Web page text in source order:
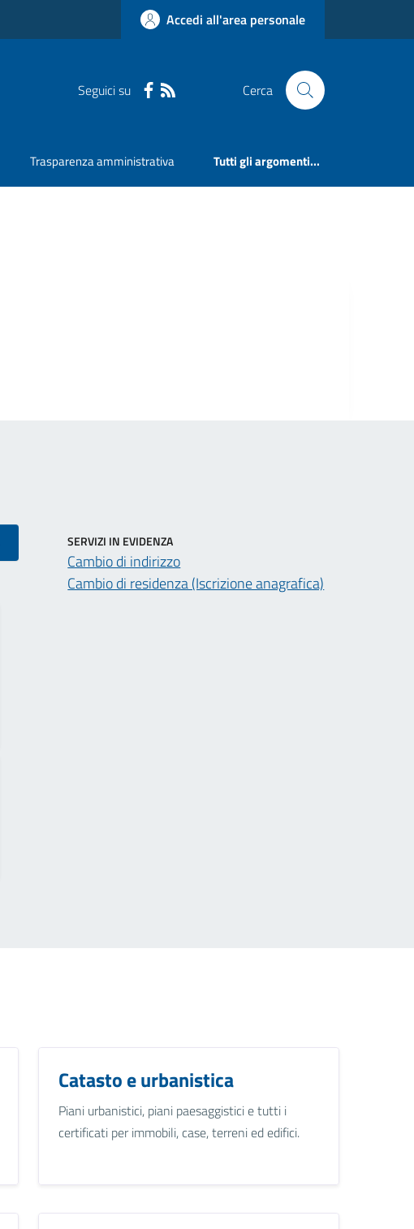
Accedi all'area personale
Seguici su Cerca
Trasparenza amministrativa Tutti gli argomenti...
SERVIZI IN EVIDENZA
Cambio di indirizzo
Cambio di residenza (Iscrizione anagrafica)
Catasto e urbanistica
Piani urbanistici, piani paesaggistici e tutti i
certificati per immobili, case, terreni ed edifici.